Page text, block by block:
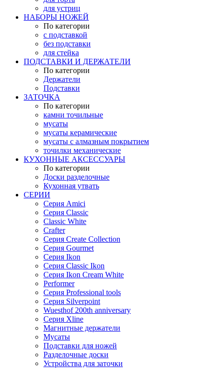
для устриц
НАБОРЫ НОЖЕЙ
По категории
с подставкой
без подставки
для стейка
ПОДСТАВКИ И ДЕРЖАТЕЛИ
По категории
Держатели
Подставки
ЗАТОЧКА
По категории
камни точильные
мусаты
мусаты керамические
мусаты с алмазным покрытием
точилки механические
КУХОННЫЕ АКСЕССУАРЫ
По категории
Доски разделочные
Кухонная утвать
СЕРИИ
Серия Amici
Серия Classic
Classic White
Crafter
Серия Create Collection
Серия Gourmet
Серия Ikon
Серия Classic Ikon
Серия Ikon Cream White
Performer
Серия Professional tools
Серия Silverpoint
Wuesthof 200th anniversary
Серия Xline
Магнитные держатели
Мусаты
Подставки для ножей
Разделочные доски
Устройства для заточки